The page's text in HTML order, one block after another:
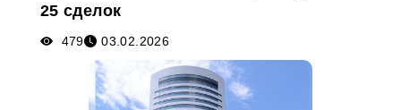
25 сделок
479 03.02.2026